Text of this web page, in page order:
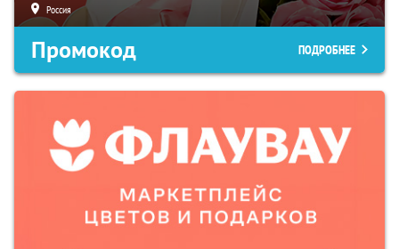
Россия
Промокод ПОДРОБНЕЕ